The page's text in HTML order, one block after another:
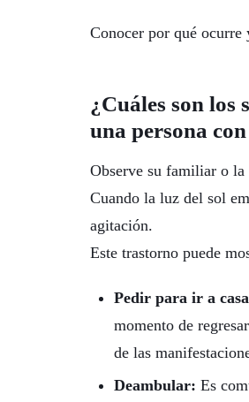
Conocer por qué ocurre
¿Cuáles son los
una persona
Observe su familiar o
Cuando la luz del sol
agitación.
Este trastorno puede
Pedir para ir a
momento de
de las
Deambular: Es